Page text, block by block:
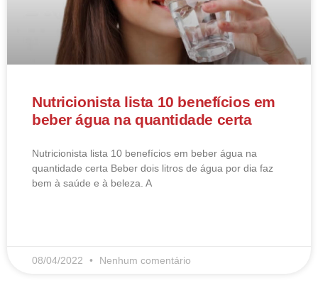
Nutricionista lista 10 benefícios em
beber água na quantidade certa
Nutricionista lista 10 benefícios em beber água na
quantidade certa Beber dois litros de água por dia faz
bem à saúde e à beleza. A
08/04/2022 Nenhum comentário